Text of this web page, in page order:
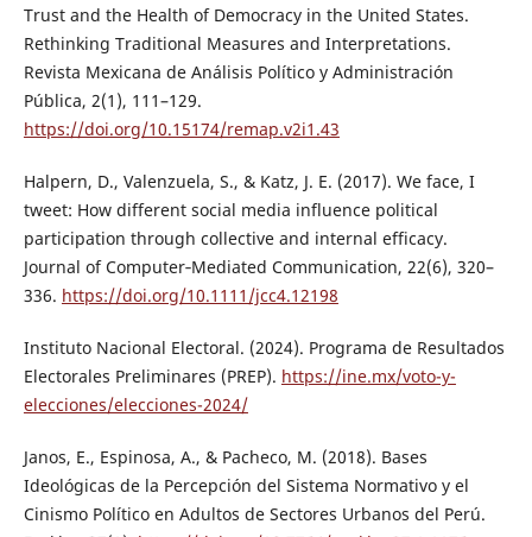
Trust and the Health of Democracy in the United States.
Rethinking Traditional Measures and Interpretations.
Revista Mexicana de Análisis Político y Administración
Pública, 2(1), 111–129.
https://doi.org/10.15174/remap.v2i1.43
Halpern, D., Valenzuela, S., & Katz, J. E. (2017). We face, I
tweet: How different social media influence political
participation through collective and internal efficacy.
Journal of Computer‐Mediated Communication, 22(6), 320–
336. https://doi.org/10.1111/jcc4.12198
Instituto Nacional Electoral. (2024). Programa de Resultados
Electorales Preliminares (PREP). https://ine.mx/voto-y-
elecciones/elecciones-2024/
Janos, E., Espinosa, A., & Pacheco, M. (2018). Bases
Ideológicas de la Percepción del Sistema Normativo y el
Cinismo Político en Adultos de Sectores Urbanos del Perú.